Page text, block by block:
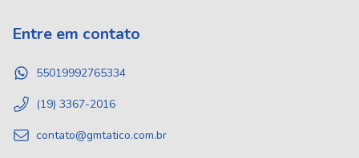
Entre em contato
55019992765334
(19) 3367-2016
contato@gmtatico.com.br